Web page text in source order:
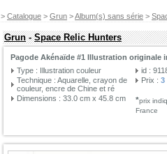
> Catalogue > Grun >Album(s) sans série >
Grun-Space Relic Hunters
Pagode Akénaïde #1 Illustration originale
Type : Illustration couleur
Technique : Aquarelle, crayon de
couleur, encre de Chine et ré
Dimensions : 33.0 cm x 45.8 cm
id :
Prix :3
*prix
France